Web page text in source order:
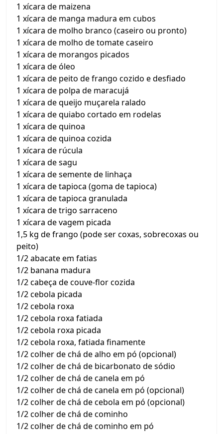
1 xícara de maizena
1 xícara de manga madura em cubos
1 xícara de molho branco (caseiro ou pronto)
1 xícara de molho de tomate caseiro
1 xícara de morangos picados
1 xícara de óleo
1 xícara de peito de frango cozido e desfiado
1 xícara de polpa de maracujá
1 xícara de queijo muçarela ralado
1 xícara de quiabo cortado em rodelas
1 xícara de quinoa
1 xícara de quinoa cozida
1 xícara de rúcula
1 xícara de sagu
1 xícara de semente de linhaça
1 xícara de tapioca (goma de tapioca)
1 xícara de tapioca granulada
1 xícara de trigo sarraceno
1 xícara de vagem picada
1,5 kg de frango (pode ser coxas, sobrecoxas ou
peito)
1/2 abacate em fatias
1/2 banana madura
1/2 cabeça de couve-flor cozida
1/2 cebola picada
1/2 cebola roxa
1/2 cebola roxa fatiada
1/2 cebola roxa picada
1/2 cebola roxa, fatiada finamente
1/2 colher de chá de alho em pó (opcional)
1/2 colher de chá de bicarbonato de sódio
1/2 colher de chá de canela em pó
1/2 colher de chá de canela em pó (opcional)
1/2 colher de chá de cebola em pó (opcional)
1/2 colher de chá de cominho
1/2 colher de chá de cominho em pó